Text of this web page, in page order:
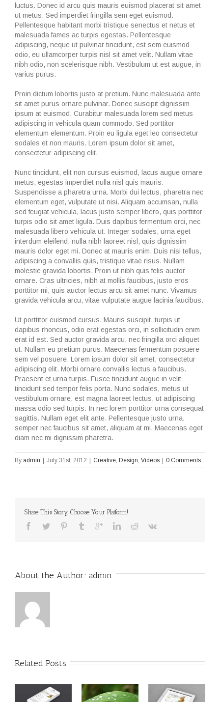
luctus. Donec id arcu quis mauris euismod placerat sit amet
ut metus. Sed imperdiet fringilla sem eget euismod.
Pellentesque habitant morbi tristique senectus et netus et
malesuada fames ac turpis egestas. Pellentesque
adipiscing, neque ut pulvinar tincidunt, est sem euismod
odio, eu ullamcorper turpis nisl sit amet velit. Nullam vitae
nibh odio, non scelerisque nibh. Vestibulum ut est augue, in
varius purus.
Proin dictum lobortis justo at pretium. Nunc malesuada ante
sit amet purus ornare pulvinar. Donec suscipit dignissim
ipsum at euismod. Curabitur malesuada lorem sed metus
adipiscing in vehicula quam commodo. Sed porttitor
elementum elementum. Proin eu ligula eget leo consectetur
sodales et non mauris. Lorem ipsum dolor sit amet,
consectetur adipiscing elit.
Nunc tincidunt, elit non cursus euismod, lacus augue ornare
metus, egestas imperdiet nulla nisl quis mauris.
Suspendisse a pharetra urna. Morbi dui lectus, pharetra nec
elementum eget, vulputate ut nisi. Aliquam accumsan, nulla
sed feugiat vehicula, lacus justo semper libero, quis porttitor
turpis odio sit amet ligula. Duis dapibus fermentum orci, nec
malesuada libero vehicula ut. Integer sodales, urna eget
interdum eleifend, nulla nibh laoreet nisl, quis dignissim
mauris dolor eget mi. Donec at mauris enim. Duis nisi tellus,
adipiscing a convallis quis, tristique vitae risus. Nullam
molestie gravida lobortis. Proin ut nibh quis felis auctor
ornare. Cras ultricies, nibh at mollis faucibus, justo eros
porttitor mi, quis auctor lectus arcu sit amet nunc. Vivamus
gravida vehicula arcu, vitae vulputate augue lacinia faucibus.
Ut porttitor euismod cursus. Mauris suscipit, turpis ut
dapibus rhoncus, odio erat egestas orci, in sollicitudin enim
erat id est. Sed auctor gravida arcu, nec fringilla orci aliquet
ut. Nullam eu pretium purus. Maecenas fermentum posuere
sem vel posuere. Lorem ipsum dolor sit amet, consectetur
adipiscing elit. Morbi ornare convallis lectus a faucibus.
Praesent et urna turpis. Fusce tincidunt augue in velit
tincidunt sed tempor felis porta. Nunc sodales, metus ut
vestibulum ornare, est magna laoreet lectus, ut adipiscing
massa odio sed turpis. In nec lorem porttitor urna consequat
sagittis. Nullam eget elit ante. Pellentesque justo urna,
semper nec faucibus sit amet, aliquam at mi. Maecenas eget
diam nec mi dignissim pharetra.
By admin | July 31st, 2012 | Creative Design Videos | 0 Comments
Share This Story, Choose Your Platform!
About the Author: admin
Related Posts